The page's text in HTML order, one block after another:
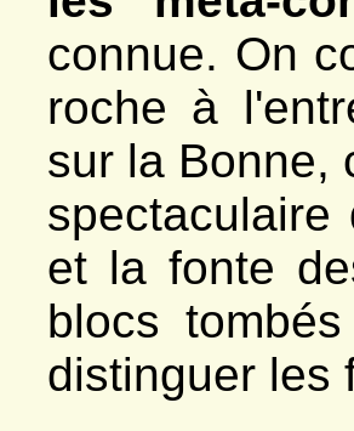
*Le vallon
*Vallon de la Muzelle
- Villard-Saint-Christophe
Ciment, carrière
*Chinarde, carrière
*Côte Dure
Fontaine du Fayet
connue. On
roche à
sur la Bonne,
et la fonte
blocs
distinguer les